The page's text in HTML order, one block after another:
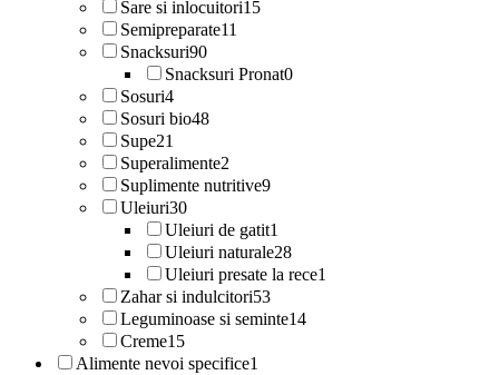
Sare si inlocuitori15
Semipreparate11
Snacksuri90
Snacksuri Pronat0
Sosuri4
Sosuri bio48
Supe21
Superalimente2
Suplimente nutritive9
Uleiuri30
Uleiuri de gatit1
Uleiuri naturale28
Uleiuri presate la rece1
Zahar si indulcitori53
Leguminoase si seminte14
Creme15
Alimente nevoi specifice1